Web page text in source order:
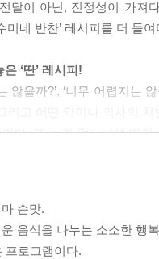
달이 아닌, 진정성이 가져
미네 반찬’ 레시피를 더 들
‘딴’ 레시피!
않을까?’, ‘너무 어렵지는
다, 또 누가 먹느냐에 따
전수가 끝나면 같은 식
는 포인트다.
손맛.
음식을 나누는 소소한 행
프로그램이다.